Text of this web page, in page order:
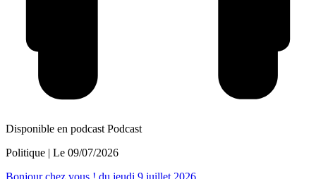
Disponible en podcast Podcast
Politique | Le 09/07/2026
Bonjour chez vous ! du jeudi 9 juillet 2026